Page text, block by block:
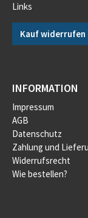
Links
Kauf widerrufen
INFORMATION
Impressum
AGB
Datenschutz
Zahlung und
Widerrufsrecht
Wie bestellen?